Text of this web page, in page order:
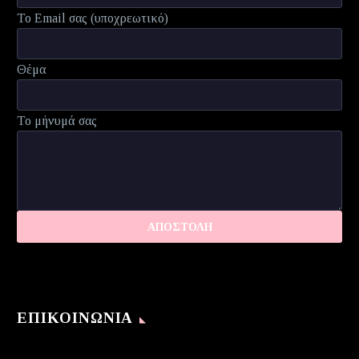
Το Email σας (υποχρεωτικό)
Θέμα
Το μήνυμά σας
ΕΠΙΚΟΙΝΩΝΊΑ